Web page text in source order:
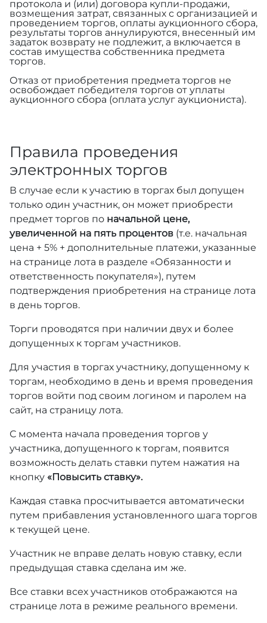
протокола и (или) договора купли-продажи,
возмещения затрат, связанных с организацией и
проведением торгов, оплаты аукционного сбора,
результаты торгов аннулируются, внесенный им
задаток возврату не подлежит, а включается в
состав имущества собственника предмета
торгов.
Отказ от приобретения предмета торгов не
освобождает победителя торгов от уплаты
аукционного сбора (оплата услуг аукциониста).
Правила проведения
электронных торгов
В случае если к участию в торгах был допущен
только один участник, он может приобрести
предмет торгов по начальной цене,
увеличенной на пять процентов (т.е. начальная
цена + 5% + дополнительные платежи, указанные
на странице лота в разделе «Обязанности и
ответственность покупателя»), путем
подтверждения приобретения на странице лота
в день торгов.
Торги проводятся при наличии двух и более
допущенных к торгам участников.
Для участия в торгах участнику, допущенному к
торгам, необходимо в день и время проведения
торгов войти под своим логином и паролем на
сайт, на страницу лота.
С момента начала проведения торгов у
участника, допущенного к торгам, появится
возможность делать ставки путем нажатия на
кнопку «Повысить ставку».
Каждая ставка просчитывается автоматически
путем прибавления установленного шага торгов
к текущей цене.
Участник не вправе делать новую ставку, если
предыдущая ставка сделана им же.
Все ставки всех участников отображаются на
странице лота в режиме реального времени.